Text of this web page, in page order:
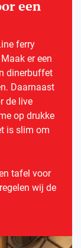
een
ferry
er een
dinerbuffet
Daarnaast
de live
op drukke
is slim om
tafel voor
wij de